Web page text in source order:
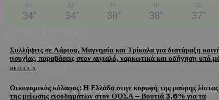
ΚΥ
34°
ΔΕ
34°
ΤΡ
38°
ΤΕ
38°
ΠΕ
37°
Συλλήψεις σε Λάρισα, Μαγνησία και Τρίκαλα για διατάραξη
ησυχίας, παραβάσεις στον αιγιαλό, ναρκωτικά και οδήγηση υπό
ΘΕΣΣΑΛΊΑ
Οικονομικός κόλαφος: Η Ελλάδα στην κορυφή της μαύρης λίστας
της μείωσης εισοδημάτων στον ΟΟΣΑ – Βουτιά 3,6% για τα